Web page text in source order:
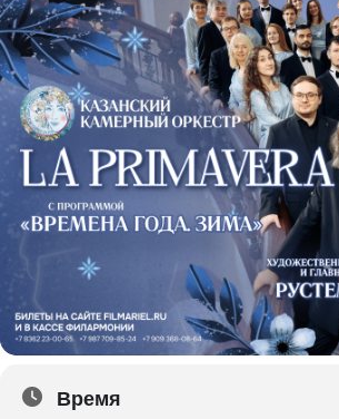
Время